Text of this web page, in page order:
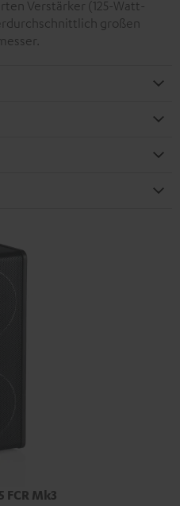
Verstärker (125-Watt-
großen
Mk3